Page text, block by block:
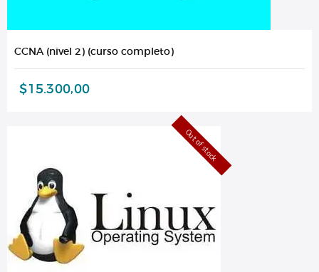
CCNA (nivel 2) (curso completo)
$15.300,00
Out of stock